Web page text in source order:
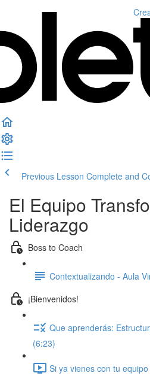
Previous Lesson Complete and
El Equipo
Liderazgo
Boss to Coach
Contextualizando - Aula
¡Bienvenidos!
Que aprenderás:
(6:23)
Si ya vienes con tu